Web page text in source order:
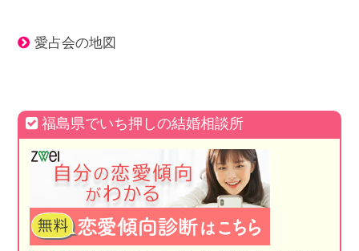
愛占会の地図
福島県でいち押しの結婚相談所